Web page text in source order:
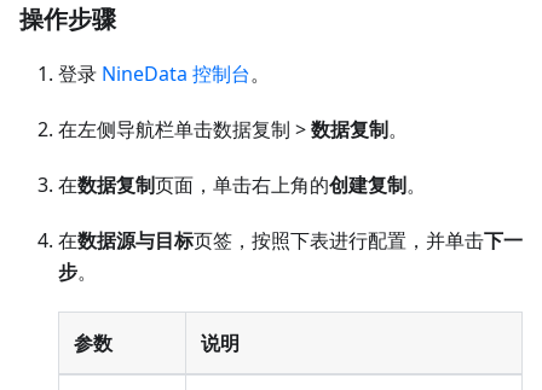
操作步骤
登录 NineData 控制台。
在左侧导航栏单击数据复制 >数据复制。
在数据复制页面，单击右上角的创建复制。
在数据源与目标页签，按照下表进行配置，并单击下一
步。
参数 说明